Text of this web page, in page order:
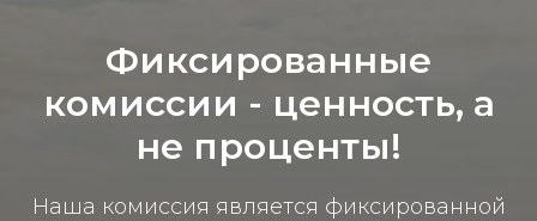
Фиксированные
комиссии - ценность, а
не проценты!
Наша комиссия является фиксированной